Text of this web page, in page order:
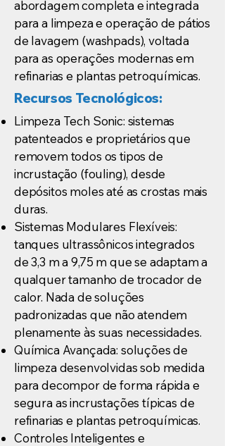
abordagem completa e integrada
para a limpeza e operação de pátios
de lavagem (washpads), voltada
para as operações modernas em
refinarias e plantas petroquímicas.
Recursos Tecnológicos:
Limpeza Tech Sonic: sistemas
patenteados e proprietários que
removem todos os tipos de
incrustação (fouling), desde
depósitos moles até as crostas mais
duras.
Sistemas Modulares Flexíveis:
tanques ultrassônicos integrados
de 3,3 m a 9,75 m que se adaptam a
qualquer tamanho de trocador de
calor. Nada de soluções
padronizadas que não atendem
plenamente às suas necessidades.
Química Avançada: soluções de
limpeza desenvolvidas sob medida
para decompor de forma rápida e
segura as incrustações típicas de
refinarias e plantas petroquímicas.
Controles Inteligentes e